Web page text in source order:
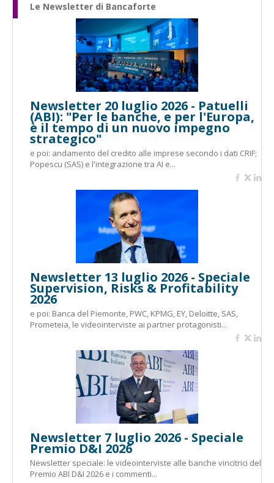
Le Newsletter di Bancaforte
Newsletter 20 luglio 2026 - Patuelli
(ABI): "Per le banche, e per l'Europa,
è il tempo di un nuovo impegno
strategico"
e poi: andamento del credito alle imprese secondo i dati CRIF;
Popescu (SAS) e l'integrazione tra AI e...
Newsletter 13 luglio 2026 - Speciale
Supervision, Risks & Profitability
2026
e poi: Banca del Piemonte, PWC, KPMG, EY, Deloitte, SAS,
Prometeia, le videointerviste ai partner protagonisti...
Newsletter 7 luglio 2026 - Speciale
Premio D&I 2026
Newsletter speciale: le videointerviste alle banche vincitrici del
Premio ABI D&I 2026 e i commenti...